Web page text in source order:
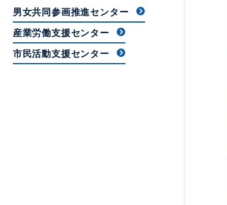
男女共同参画推進センター
産業労働支援センター
市民活動支援センター